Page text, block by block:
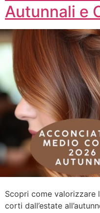
Autunnali e
Scopri come valorizzare
corti dall’estate